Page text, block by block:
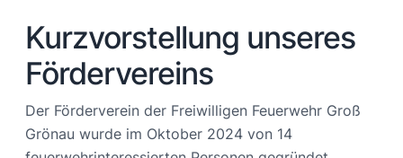
Kurzvorstellung unseres
Fördervereins
Der Förderverein der Freiwilligen Feuerwehr Groß
Grönau wurde im Oktober 2024 von 14